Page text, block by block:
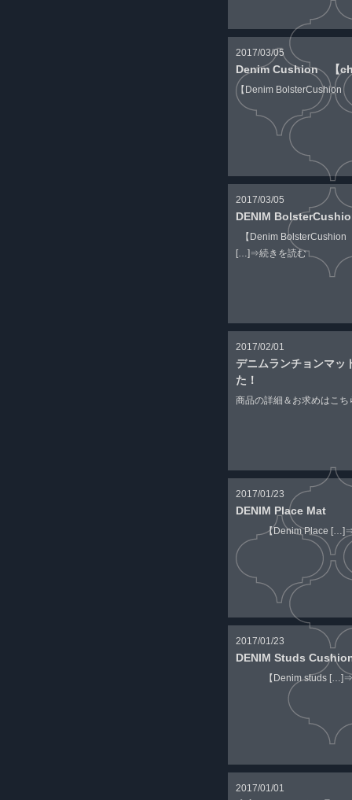
2017/03/05
Denim Cushion 【
【Denim BolsterCushion
2017/03/05
DENIM
【Denim BolsterCushion
[…]⇒続きを読む
2017/02/01
デニムランチョンマッ
た！
商品の詳細＆お求めはこ
2017/01/23
DENIM Place Mat
【Denim Place […]
2017/01/23
DENIM Studs
【Denim studs […]⇒
2017/01/01